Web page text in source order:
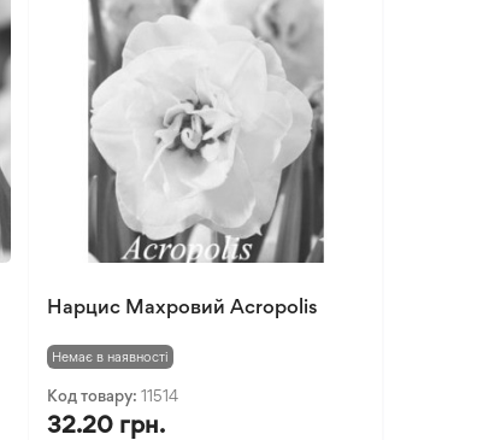
Нарцис Махровий Acropolis
Немає в наявності
Код товару: 11514
32.20 грн.